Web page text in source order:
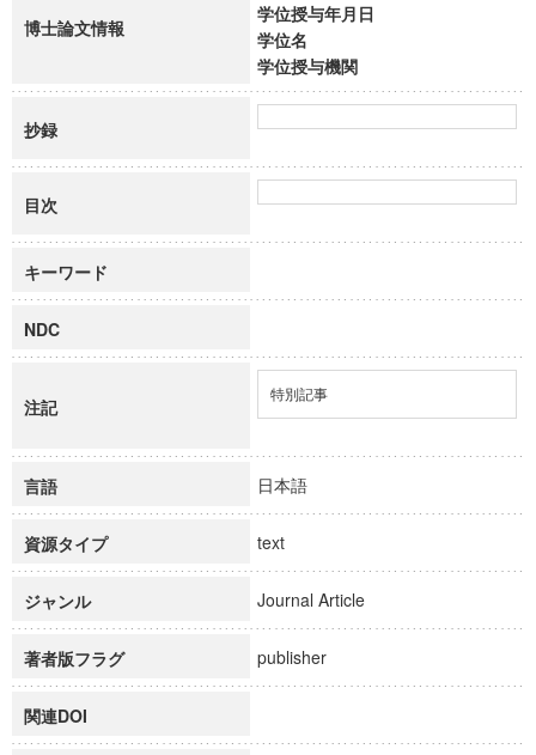
博士論文情報
学位授与年月日
学位名
学位授与機関
抄録
目次
キーワード
NDC
注記
特別記事
言語 日本語
資源タイプ text
ジャンル Journal Article
著者版フラグ publisher
関連DOI